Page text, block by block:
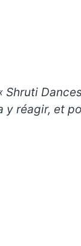
Shruti
y réagir, et